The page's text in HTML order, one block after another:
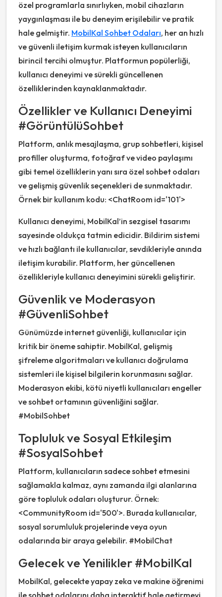
özel programlarla sınırlıyken, mobil cihazların
yaygınlaşması ile bu deneyim erişilebilir ve pratik
hale gelmiştir. MobilKal Sohbet Odaları, her an hızlı
ve güvenli iletişim kurmak isteyen kullanıcıların
birincil tercihi olmuştur. Platformun popülerliği,
kullanıcı deneyimi ve sürekli güncellenen
özelliklerinden kaynaklanmaktadır.
Özellikler ve Kullanıcı Deneyimi
#GörüntülüSohbet
Platform, anlık mesajlaşma, grup sohbetleri, kişisel
profiller oluşturma, fotoğraf ve video paylaşımı
gibi temel özelliklerin yanı sıra özel sohbet odaları
ve gelişmiş güvenlik seçenekleri de sunmaktadır.
Örnek bir kullanım kodu: <ChatRoom id='101'>
Kullanıcı deneyimi, MobilKal’in sezgisel tasarımı
sayesinde oldukça tatmin edicidir. Bildirim sistemi
ve hızlı bağlantı ile kullanıcılar, sevdikleriyle anında
iletişim kurabilir. Platform, her güncellenen
özellikleriyle kullanıcı deneyimini sürekli geliştirir.
Güvenlik ve Moderasyon
#GüvenliSohbet
Günümüzde internet güvenliği, kullanıcılar için
kritik bir öneme sahiptir. MobilKal, gelişmiş
şifreleme algoritmaları ve kullanıcı doğrulama
sistemleri ile kişisel bilgilerin korunmasını sağlar.
Moderasyon ekibi, kötü niyetli kullanıcıları engeller
ve sohbet ortamının güvenliğini sağlar.
#MobilSohbet
Topluluk ve Sosyal Etkileşim
#SosyalSohbet
Platform, kullanıcıların sadece sohbet etmesini
sağlamakla kalmaz, aynı zamanda ilgi alanlarına
göre topluluk odaları oluşturur. Örnek:
<CommunityRoom id='500'>. Burada kullanıcılar,
sosyal sorumluluk projelerinde veya oyun
odalarında bir araya gelebilir. #MobilChat
Gelecek ve Yenilikler #MobilKal
MobilKal, gelecekte yapay zeka ve makine öğrenimi